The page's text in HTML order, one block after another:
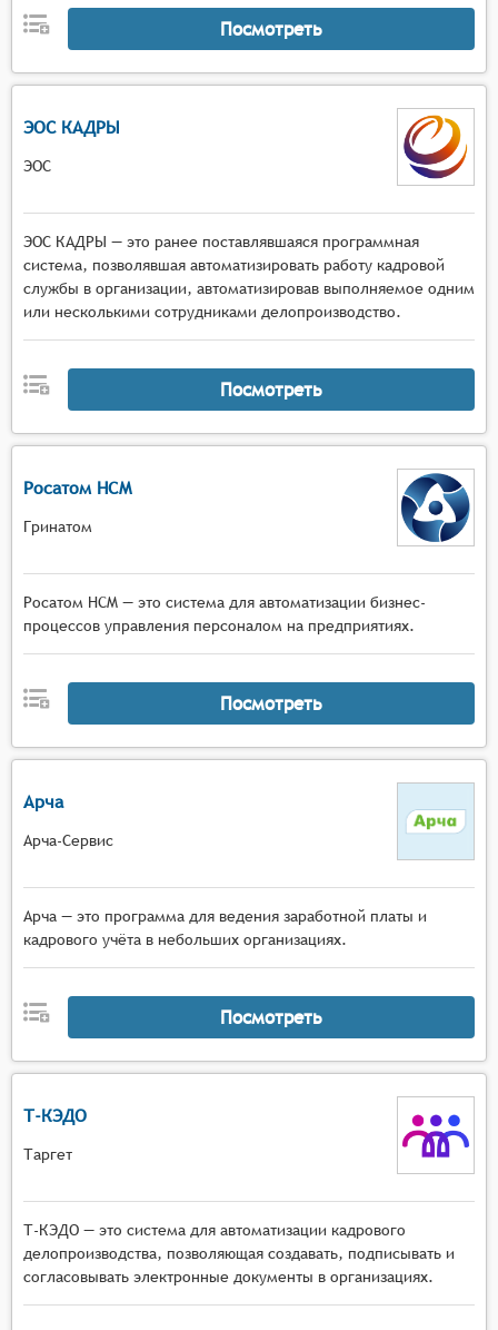
Посмотреть
ЭОС КАДРЫ
ЭОС
ЭОС КАДРЫ — это ранее поставлявшаяся программная
система, позволявшая автоматизировать работу кадровой
службы в организации, автоматизировав выполняемое одним
или несколькими сотрудниками делопроизводство.
Посмотреть
Росатом HCM
Гринатом
Росатом HCM — это система для автоматизации бизнес-
процессов управления персоналом на предприятиях.
Посмотреть
Арча
Арча-Сервис
Арча — это программа для ведения заработной платы и
кадрового учёта в небольших организациях.
Посмотреть
Т-КЭДО
Таргет
Т-КЭДО — это система для автоматизации кадрового
делопроизводства, позволяющая создавать, подписывать и
согласовывать электронные документы в организациях.